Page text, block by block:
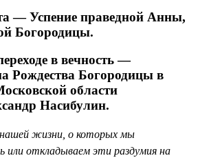
— Успение праведной Анны,
Богородицы.
в вечность —
Рождества Богородицы в
области
Насибулин.
жизни, о которых мы
или откладываем эти раздумия на